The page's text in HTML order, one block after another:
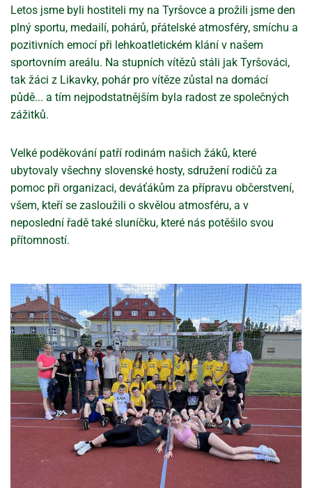
Letos jsme byli hostiteli my na Tyršovce a prožili jsme den
plný sportu, medailí, pohárů, přátelské atmosféry, smíchu a
pozitivních emocí při lehkoatletickém klání v našem
sportovním areálu. Na stupních vítězů stáli jak Tyršováci,
tak žáci z Likavky, pohár pro vítěze zůstal na domácí
půdě... a tím nejpodstatnějším byla radost ze společných
zážitků.
Velké poděkování patří rodinám našich žáků, které
ubytovaly všechny slovenské hosty, sdružení rodičů za
pomoc při organizaci, deváťákům za přípravu občerstvení,
všem, kteří se zasloužili o skvělou atmosféru, a v
neposlední řadě také sluníčku, které nás potěšilo svou
přítomností.